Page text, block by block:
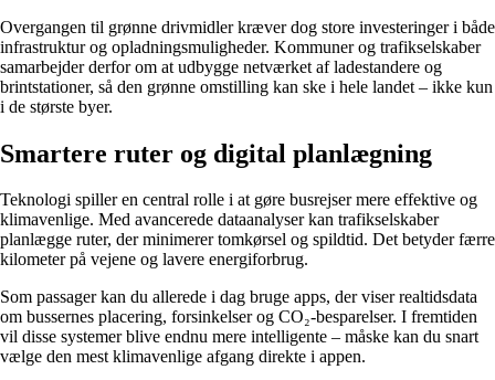
Overgangen til grønne drivmidler kræver dog store investeringer i både
infrastruktur og opladningsmuligheder. Kommuner og trafikselskaber
samarbejder derfor om at udbygge netværket af ladestandere og
brintstationer, så den grønne omstilling kan ske i hele landet – ikke kun
i de største byer.
Smartere ruter og digital planlægning
Teknologi spiller en central rolle i at gøre busrejser mere effektive og
klimavenlige. Med avancerede dataanalyser kan trafikselskaber
planlægge ruter, der minimerer tomkørsel og spildtid. Det betyder færre
kilometer på vejene og lavere energiforbrug.
Som passager kan du allerede i dag bruge apps, der viser realtidsdata
om bussernes placering, forsinkelser og CO₂-besparelser. I fremtiden
vil disse systemer blive endnu mere intelligente – måske kan du snart
vælge den mest klimavenlige afgang direkte i appen.